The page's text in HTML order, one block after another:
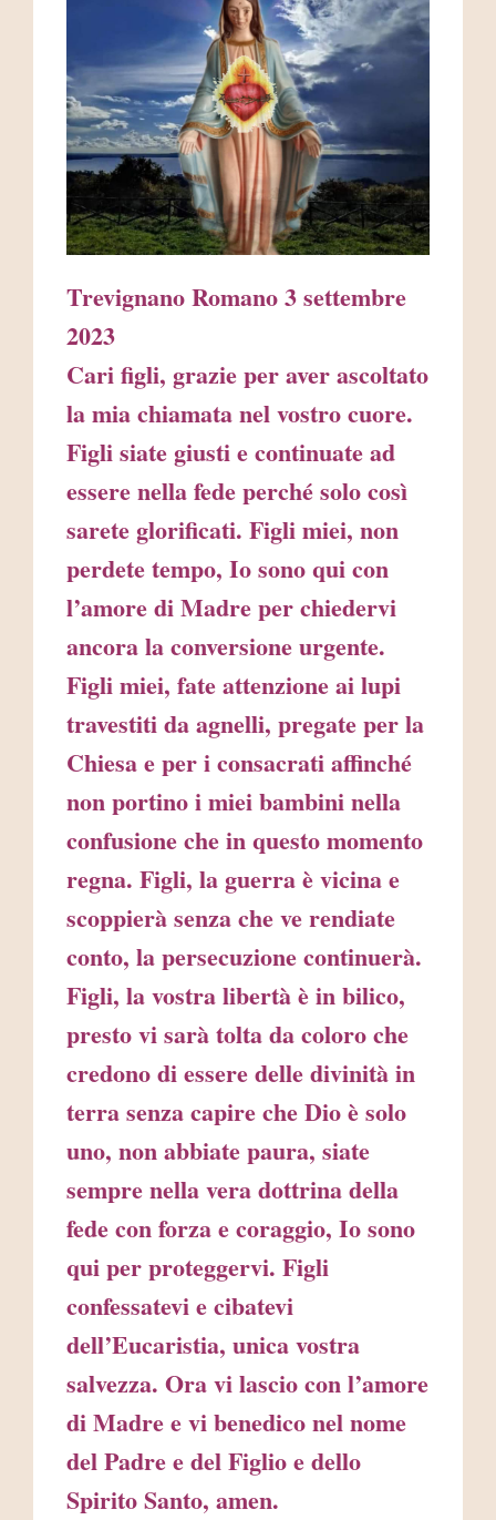
Trevignano Romano 3 settembre
2023
Cari figli, grazie per aver ascoltato
la mia chiamata nel vostro cuore.
Figli siate giusti e continuate ad
essere nella fede perché solo così
sarete glorificati. Figli miei, non
perdete tempo, Io sono qui con
l’amore di Madre per chiedervi
ancora la conversione urgente.
Figli miei, fate attenzione ai lupi
travestiti da agnelli, pregate per la
Chiesa e per i consacrati affinché
non portino i miei bambini nella
confusione che in questo momento
regna. Figli, la guerra è vicina e
scoppierà senza che ve rendiate
conto, la persecuzione continuerà.
Figli, la vostra libertà è in bilico,
presto vi sarà tolta da coloro che
credono di essere delle divinità in
terra senza capire che Dio è solo
uno, non abbiate paura, siate
sempre nella vera dottrina della
fede con forza e coraggio, Io sono
qui per proteggervi. Figli
confessatevi e cibatevi
dell’Eucaristia, unica vostra
salvezza. Ora vi lascio con l’amore
di Madre e vi benedico nel nome
del Padre e del Figlio e dello
Spirito Santo, amen.